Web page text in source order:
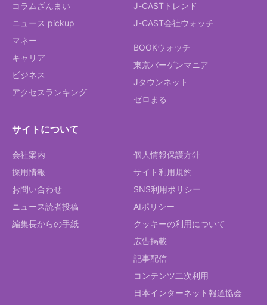
コラムざんまい
ニュース pickup
マネー
キャリア
ビジネス
アクセスランキング
J-CASTトレンド
J-CAST会社ウォッチ
BOOKウォッチ
東京バーゲンマニア
Jタウンネット
ゼロまる
サイトについて
会社案内
採用情報
お問い合わせ
ニュース読者投稿
編集長からの手紙
個人情報保護方針
サイト利用規約
SNS利用ポリシー
AIポリシー
クッキーの利用について
広告掲載
記事配信
コンテンツ二次利用
日本インターネット報道協会